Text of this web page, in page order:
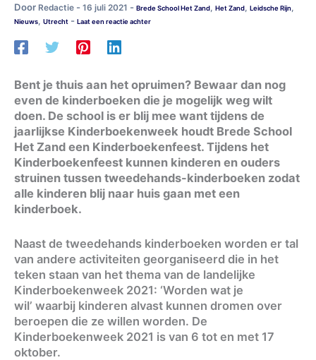
Door Redactie - 16 juli 2021 - Brede School Het Zand, Het Zand, Leidsche Rijn,
Nieuws, Utrecht - Laat een reactie achter
Bent je thuis aan het opruimen? Bewaar dan nog
even de kinderboeken die je mogelijk weg wilt
doen. De school is er blij mee want tijdens de
jaarlijkse Kinderboekenweek houdt Brede School
Het Zand een Kinderboekenfeest. Tijdens het
Kinderboekenfeest kunnen kinderen en ouders
struinen tussen tweedehands-kinderboeken zodat
alle kinderen blij naar huis gaan met een
kinderboek.
Naast de tweedehands kinderboeken worden er tal
van andere activiteiten georganiseerd die in het
teken staan van het thema van de landelijke
Kinderboekenweek 2021: ‘Worden wat je
wil’ waarbij kinderen alvast kunnen dromen over
beroepen die ze willen worden. De
Kinderboekenweek 2021 is van 6 tot en met 17
oktober.